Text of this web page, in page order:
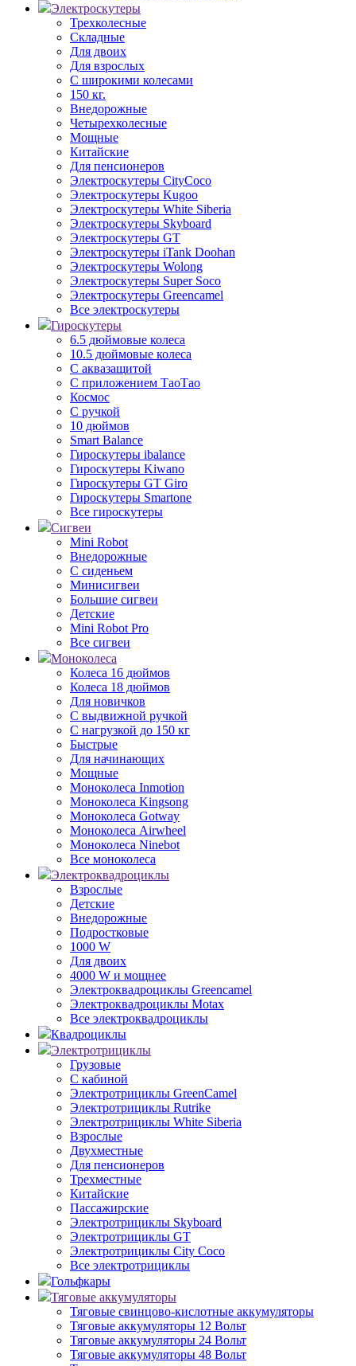
Электроскутеры
Трехколесные
Складные
Для двоих
Для взрослых
С широкими колесами
150 кг.
Внедорожные
Четырехколесные
Мощные
Китайские
Для пенсионеров
Электроскутеры CityCoco
Электроскутеры Kugoo
Электроскутеры White Siberia
Электроскутеры Skyboard
Электроскутеры GT
Электроскутеры iTank Doohan
Электроскутеры Wolong
Электроскутеры Super Soco
Электроскутеры Greencamel
Все электроскутеры
Гироскутеры
6.5 дюймовые колеса
10.5 дюймовые колеса
С аквазащитой
С приложением ТаоТао
Космос
С ручкой
10 дюймов
Smart Balance
Гироскутеры ibalance
Гироскутеры Kiwano
Гироскутеры GT Giro
Гироскутеры Smartone
Все гироскутеры
Сигвеи
Mini Robot
Внедорожные
С сиденьем
Минисигвеи
Большие сигвеи
Детские
Mini Robot Pro
Все сигвеи
Моноколеса
Колеса 16 дюймов
Колеса 18 дюймов
Для новичков
С выдвижной ручкой
С нагрузкой до 150 кг
Быстрые
Для начинающих
Мощные
Моноколеса Inmotion
Моноколеса Kingsong
Моноколеса Gotway
Моноколеса Airwheel
Моноколеса Ninebot
Все моноколеса
Электроквадроциклы
Взрослые
Детские
Внедорожные
Подростковые
1000 W
Для двоих
4000 W и мощнее
Электроквадроциклы Greencamel
Электроквадроциклы Motax
Все электроквадроциклы
Квадроциклы
Электротрициклы
Грузовые
С кабиной
Электротрициклы GreenCamel
Электротрициклы Rutrike
Электротрициклы White Siberia
Взрослые
Двухместные
Для пенсионеров
Трехместные
Китайские
Пассажирские
Электротрициклы Skyboard
Электротрициклы GT
Электротрициклы City Coco
Все электротрициклы
Гольфкары
Тяговые аккумуляторы
Тяговые свинцово-кислотные аккумуляторы
Тяговые аккумуляторы 12 Вольт
Тяговые аккумуляторы 24 Вольт
Тяговые аккумуляторы 48 Вольт